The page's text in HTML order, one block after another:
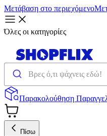
Μετάβαση στο περιεχόμενο
Όλες οι κατηγορίες
Παρακολούθηση
Πίσω